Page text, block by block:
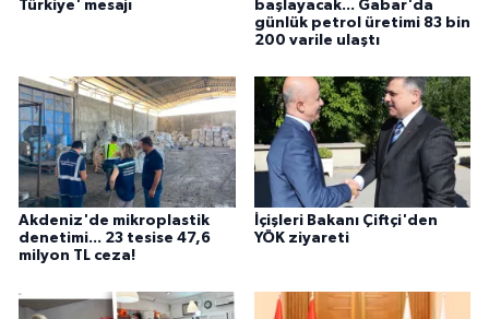
Türkiye' mesajı
başlayacak... Gabar'da
günlük petrol üretimi 83 bin
200 varile ulaştı
Akdeniz'de mikroplastik
denetimi... 23 tesise 47,6
milyon TL ceza!
İçişleri Bakanı Çiftçi'den
YÖK ziyareti